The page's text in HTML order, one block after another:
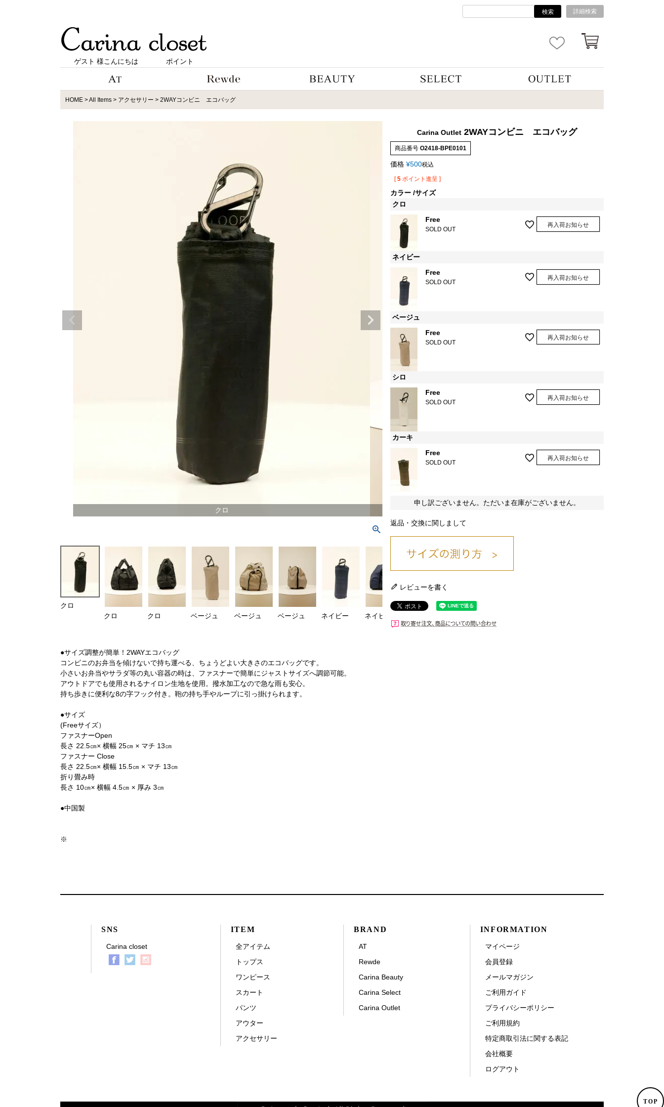
検索 詳細検索
ゲスト 様こんにちは ポイント
HOME All Items アクセサリー 2WAYコンビニ エコバッグ
クロ
クロ
クロ
クロ ベージュ ベージュ ベージュ ネイビー ネイビー
Carina Outlet 2WAYコンビニ エコバッグ
商品番号 O2418-BPE0101
価格 ¥500税込
[ 5 ポイント進呈 ]
カラー サイズ
クロ
Free
SOLD OUT
再入荷お知らせ
ネイビー
Free
SOLD OUT
再入荷お知らせ
ベージュ
Free
SOLD OUT
再入荷お知らせ
シロ
Free
SOLD OUT
再入荷お知らせ
カーキ
Free
SOLD OUT
再入荷お知らせ
申し訳ございません。ただいま在庫がございません。
返品・交換に関しまして
レビューを書く
●サイズ調整が簡単！2WAYエコバッグ
コンビニのお弁当を傾けないで持ち運べる、ちょうどよい大きさのエコバッグです。
小さいお弁当やサラダ等の丸い容器の時は、ファスナーで簡単にジャストサイズへ調節可能。
アウトドアでも使用されるナイロン生地を使用。撥水加工なので急な雨も安心。
持ち歩きに便利な8の字フック付き。鞄の持ち手やループに引っ掛けられます。
●サイズ
(Freeサイズ）
ファスナーOpen
長さ 22.5㎝× 横幅 25㎝ × マチ 13㎝
ファスナー Close
長さ 22.5㎝× 横幅 15.5㎝ × マチ 13㎝
折り畳み時
長さ 10㎝× 横幅 4.5㎝ × 厚み 3㎝
●中国製
※
SNS
Carina closet
ITEM
全アイテム
トップス
ワンピース
スカート
パンツ
アウター
アクセサリー
BRAND
AT
Rewde
Carina Beauty
Carina Select
Carina Outlet
INFORMATION
マイページ
会員登録
メールマガジン
ご利用ガイド
プライバシーポリシー
ご利用規約
特定商取引法に関する表記
会社概要
ログアウト
TOP